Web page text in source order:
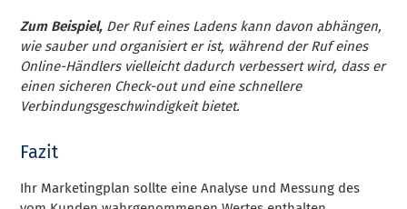
Zum Beispiel, Der Ruf eines Ladens kann davon abhängen,
wie sauber und organisiert er ist, während der Ruf eines
Online-Händlers vielleicht dadurch verbessert wird, dass er
einen sicheren Check-out und eine schnellere
Verbindungsgeschwindigkeit bietet.
Fazit
Ihr Marketingplan sollte eine Analyse und Messung des